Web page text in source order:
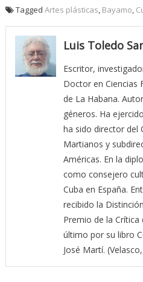
Tagged Artes plásticas, Bayamo,
Luis Toledo
Escritor,
Doctor en Ciencias
de La Habana.
géneros. Ha
ha sido director del
Martianos y
Américas. En la
como consejero
Cuba en España.
recibido la
Premio de la Crítica
último por su libro
José Martí.